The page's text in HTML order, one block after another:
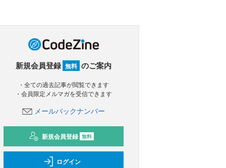
新規会員登録 無料 のご案内
・全ての過去記事が閲覧できます
・会員限定メルマガを受信できます
メールバックナンバー
新規会員登録 無料
ログイン